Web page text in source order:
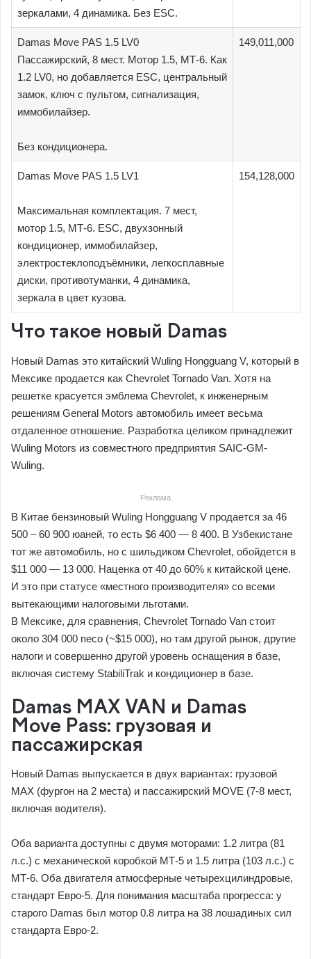
зеркалами, 4 динамика. Без ESC.
Damas Move PAS 1.5 LV0
Пассажирский, 8 мест. Мотор 1.5, МТ-6. Как
1.2 LV0, но добавляется ESC, центральный
замок, ключ с пультом, сигнализация,
иммобилайзер.
Без кондиционера.
149,011,000
Damas Move PAS 1.5 LV1
Максимальная комплектация. 7 мест,
мотор 1.5, МТ-6. ESC, двухзонный
кондиционер, иммобилайзер,
электростеклоподъёмники, легкосплавные
диски, противотуманки, 4 динамика,
зеркала в цвет кузова.
154,128,000
Что такое новый Damas
Новый Damas это китайский Wuling Hongguang V, который в
Мексике продается как Chevrolet Tornado Van. Хотя на
решетке красуется эмблема Chevrolet, к инженерным
решениям General Motors автомобиль имеет весьма
отдаленное отношение. Разработка целиком принадлежит
Wuling Motors из совместного предприятия SAIC-GM-
Wuling.
Реклама
В Китае бензиновый Wuling Hongguang V продается за 46
500 – 60 900 юаней, то есть $6 400 — 8 400. В Узбекистане
тот же автомобиль, но с шильдиком Chevrolet, обойдется в
$11 000 — 13 000. Наценка от 40 до 60% к китайской цене.
И это при статусе «местного производителя» со всеми
вытекающими налоговыми льготами.
В Мексике, для сравнения, Chevrolet Tornado Van стоит
около 304 000 песо (~$15 000), но там другой рынок, другие
налоги и совершенно другой уровень оснащения в базе,
включая систему StabiliTrak и кондиционер в базе.
Damas MAX VAN и Damas
Move Pass: грузовая и
пассажирская
Новый Damas выпускается в двух вариантах: грузовой
MAX (фургон на 2 места) и пассажирский MOVE (7-8 мест,
включая водителя).
Оба варианта доступны с двумя моторами: 1.2 литра (81
л.с.) с механической коробкой МТ-5 и 1.5 литра (103 л.с.) с
МТ-6. Оба двигателя атмосферные четырехцилиндровые,
стандарт Евро-5. Для понимания масштаба прогресса: у
старого Damas был мотор 0.8 литра на 38 лошадиных сил
стандарта Евро-2.